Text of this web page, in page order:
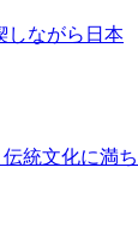
しながら日本
統文化に満ち